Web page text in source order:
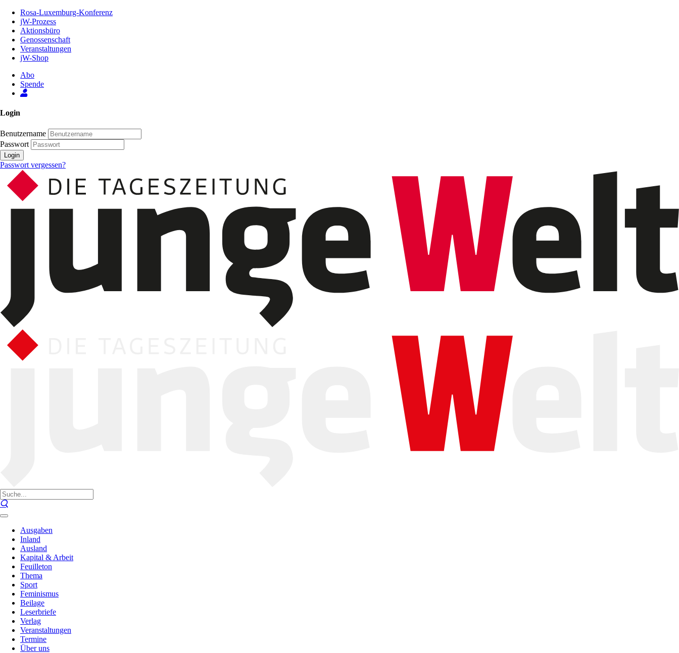
Inhalt
Seite
Rosa-Luxemburg-Konferenz
jW-Prozess
Aktionsbüro
Genossenschaft
Veranstaltungen
jW-Shop
Abo
Spende
Login
Benutzername
Passwort
Login
Passwort vergessen?
Ausgaben
Inland
Ausland
Kapital & Arbeit
Feuilleton
Thema
Sport
Feminismus
Beilage
Leserbriefe
Verlag
Veranstaltungen
Termine
Über uns